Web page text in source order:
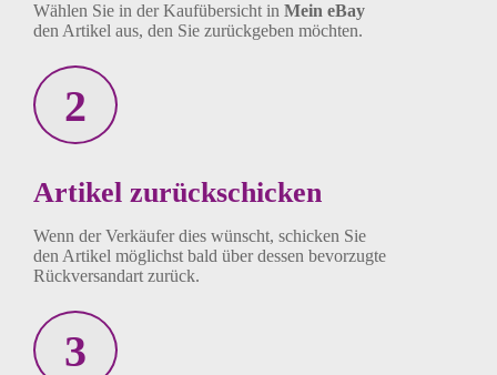
Wählen Sie in der Kaufübersicht in Mein eBay
den Artikel aus, den Sie zurückgeben möchten.
2
Artikel zurückschicken
Wenn der Verkäufer dies wünscht, schicken Sie
den Artikel möglichst bald über dessen bevorzugte
Rückversandart zurück.
3